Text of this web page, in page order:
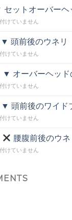
ットオーバーヘ
けていません
前後のウネリ
けていません
オーバーヘッド
けていません
前後のワイド
けていません
腰腹前後のウ
けていません